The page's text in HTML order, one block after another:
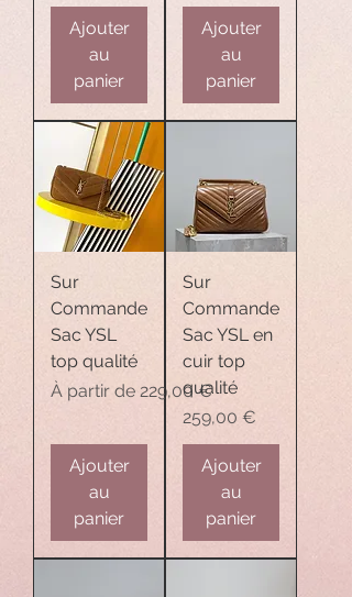
Ajouter
au
panier
Ajouter
au
panier
Sur
Commande
Sac YSL
top qualité
À partir de 229,00 €
Prix promotionnel
Ajouter
au
panier
Sur
Commande
Sac YSL en
cuir top
qualité
Prix
259,00 €
Ajouter
au
panier